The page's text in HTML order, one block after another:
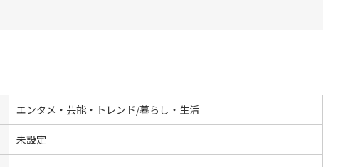
エンタメ・芸能・トレンド/暮らし・生活
未設定